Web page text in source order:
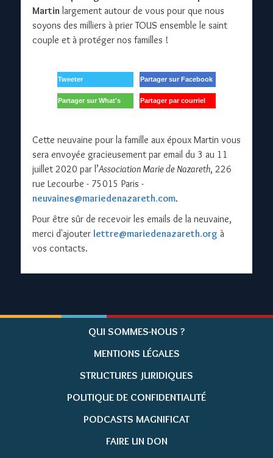
Martinlargement autour de vous pour que nous
soyons des milliers à prier TOUS ensemble le saint
couple et à protéger nos familles !
Tweeter Partager sur Facebook
Partager sur What's Partager par courriel
Cette neuvaine pour la famille aux époux Martin vous
sera envoyée gracieusement par email du 3 au 11
juillet 2020 par l’Association Marie de Nazareth, 226
rue Lecourbe - 75015 Paris -
neuvaines@mariedenazareth.com.
Pour être sûr de recevoir les emails de la neuvaine,
merci d'ajouter lettre mariedenazareth org à
vos contacts.
QUI SOMMES-NOUS ?
MENTIONS LÉGALES
STRUCTURES JURIDIQUES
POLITIQUE DE CONFIDENTIALITÉ
PODCASTS MAGNIFICAT
FAIRE UN DON